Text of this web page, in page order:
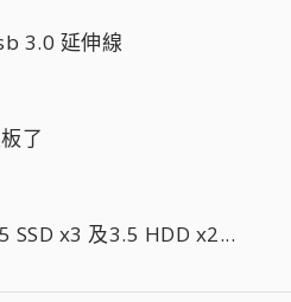
3.0 延伸線
了
SSD x3 及3.5 HDD x2...